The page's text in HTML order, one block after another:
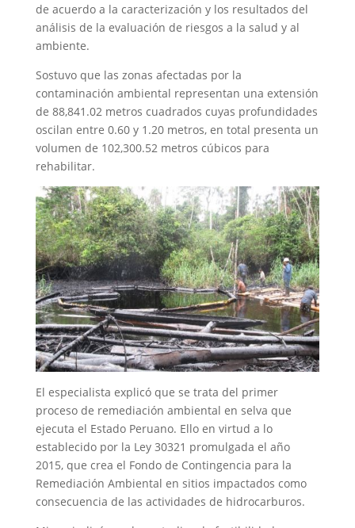
de acuerdo a la caracterización y los resultados del
análisis de la evaluación de riesgos a la salud y al
ambiente.
Sostuvo que las zonas afectadas por la
contaminación ambiental representan una extensión
de 88,841.02 metros cuadrados cuyas profundidades
oscilan entre 0.60 y 1.20 metros, en total presenta un
volumen de 102,300.52 metros cúbicos para
rehabilitar.
El especialista explicó que se trata del primer
proceso de remediación ambiental en selva que
ejecuta el Estado Peruano. Ello en virtud a lo
establecido por la Ley 30321 promulgada el año
2015, que crea el Fondo de Contingencia para la
Remediación Ambiental en sitios impactados como
consecuencia de las actividades de hidrocarburos.